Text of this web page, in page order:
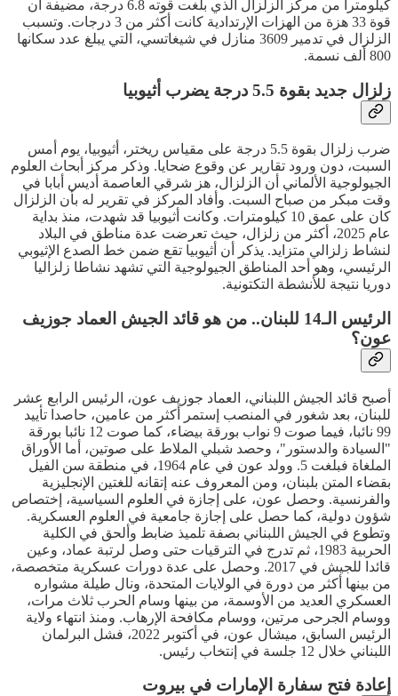
كيلومترا من مركز الزلزال الذي بلغت قوته 6.8 درجة، مضيفة أن
قوة 33 هزة من الهزات الإرتدادية كانت أكثر من 3 درجات. وتسبب
الزلزال في تدمير 3609 منازل في شيغاتسي، التي يبلغ عدد سكانها
800 ألف نسمة.
زلزال جديد بقوة 5.5 درجة يضرب أثيوبيا
ضرب زلزال بقوة 5.5 درجة على مقياس ريختر، أثيوبيا، يوم أمس
السبت، دون ورود تقارير عن وقوع ضحايا. وذكر مركز أبحاث العلوم
الجيولوجية الألماني أن الزلزال، هز شرقي العاصمة أديس أبابا في
وقت مبكر من صباح السبت. وأفاد المركز في تقرير له بأن الزلزال
كان على عمق 10 كيلومترات. وكانت أثيوبيا قد شهدت، منذ بداية
عام 2025، أكثر من زلزال، حيث تعرضت عدة مناطق في البلاد
لنشاط زلزالي متزايد. يذكر أن أثيوبيا تقع ضمن خط الصدع الإثيوبي
الرئيسي، وهو أحد المناطق الجيولوجية التي تشهد نشاطا زلزاليا
دوريا نتيجة للأنشطة التكتونية.
الرئيس الـ14 للبنان.. من هو قائد الجيش العماد جوزيف
عون؟
أصبح قائد الجيش اللبناني، العماد جوزيف عون، الرئيس الرابع عشر
للبنان، بعد شغور في المنصب إستمر أكثر من عامين، حاصدا تأييد
99 نائبا، فيما صوت 9 نواب بورقة بيضاء، كما صوت 12 نائبا بورقة
"السيادة والدستور"، وحصد شبلي الملاط على صوتين، أما الأوراق
الملغاة فبلغت 5. وولد عون في عام 1964، في منطقة سن الفيل
بقضاء المتن بلبنان، ومن المعروف عنه إتقانه للغتين الإنجليزية
والفرنسية. وحصل عون، على إجازة في العلوم السياسية، إختصاص
شؤون دولية، كما حصل على إجازة جامعية في العلوم العسكرية.
وتطوع في الجيش اللبناني بصفة تلميذ ضابط وألحق في الكلية
الحربية 1983، ثم تدرج في الترقيات حتى وصل لرتبة عماد، وعين
قائدا للجيش في 2017. وحصل على عدة دورات عسكرية متخصصة،
من بينها أكثر من دورة في الولايات المتحدة، ونال طيلة مشواره
العسكري العديد من الأوسمة، من بينها وسام الحرب ثلاث مرات،
ووسام الجرحى مرتين، ووسام مكافحة الإرهاب. ومنذ انتهاء ولاية
الرئيس السابق، ميشال عون، في أكتوبر 2022، فشل البرلمان
اللبناني خلال 12 جلسة في إنتخاب رئيس.
إعادة فتح سفارة الإمارات في بيروت